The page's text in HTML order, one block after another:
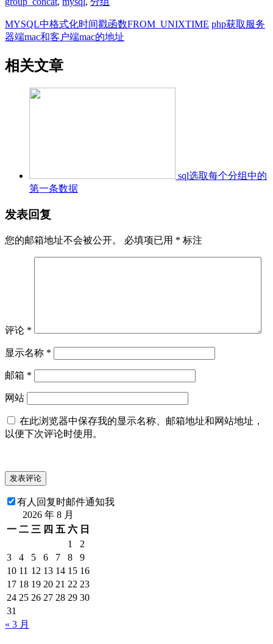
MYSQL中格式化时间戳函数FROM_UNIXTIME php获取服务
器端mac和客户端mac的地址
相关文章
sql选取每个分组中的
第一条数据
发表回复
您的邮箱地址不会被公开。 必填项已用 * 标注
评论 *
显示名称 *
邮箱 *
网站
在此浏览器中保存我的显示名称、邮箱地址和网站地址，
以便下次评论时使用。
有人回复时邮件通知我
2026 年 8 月
一 二 三 四 五 六 日
1
2
3
4 5 6 7 8
9
10 11 12 13 14 15 16
17 18 19 20 21 22 23
24 25 26 27 28 29 30
31
« 3 月